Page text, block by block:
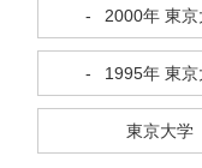
- 2000年 東京
- 1995年 東
東京大学